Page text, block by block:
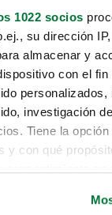
1022 socios
su dirección
almacenar y
con el fin
personalizados,
investigación
Tiene la
y con qué
no
hasta
el coche
de estos